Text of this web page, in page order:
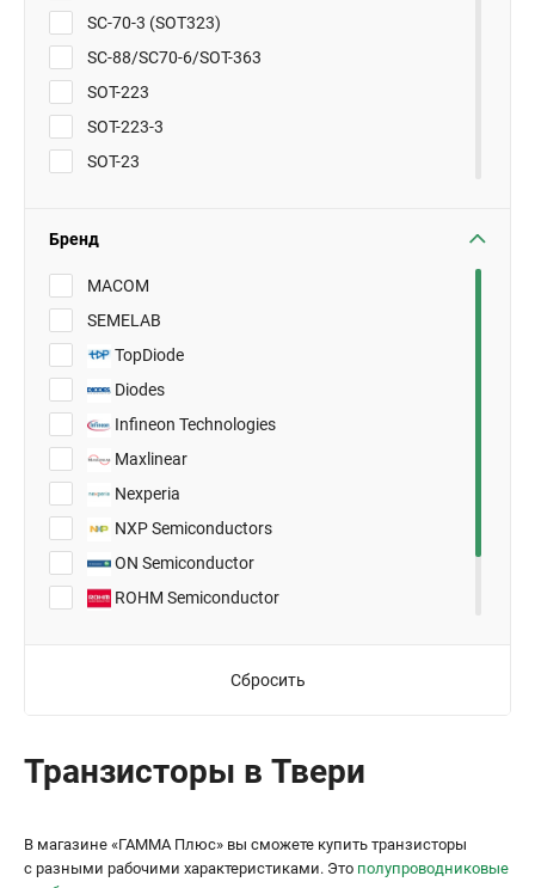
SC-70-3 (SOT323)
SC-88/SC70-6/SOT-363
SOT-223
SOT-223-3
SOT-23
SOT467C
TO-247N
Бренд
MACOM
SEMELAB
TopDiode
Diodes
Infineon Technologies
Maxlinear
Nexperia
NXP Semiconductors
ON Semiconductor
ROHM Semiconductor
Сбросить
Транзисторы в Твери
В магазине «ГАММА Плюс» вы сможете купить транзисторы
с разными рабочими характеристиками. Это полупроводниковые